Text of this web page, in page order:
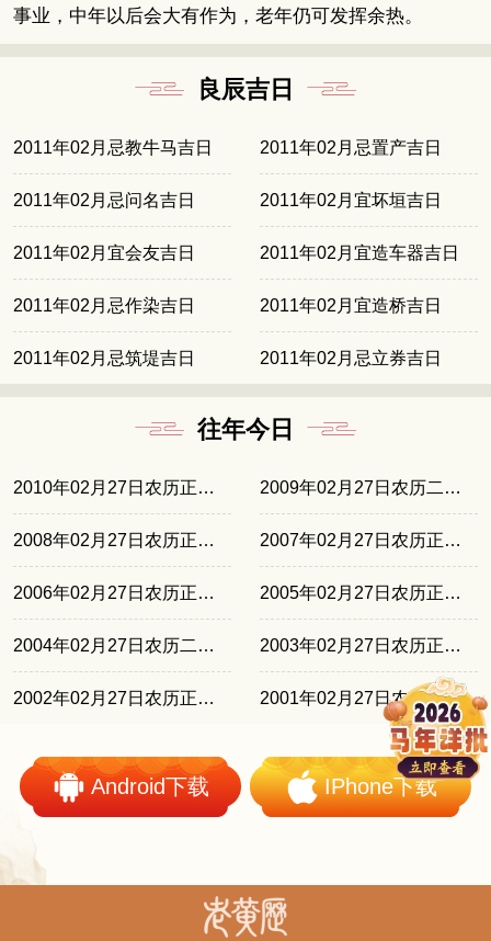
事业，中年以后会大有作为，老年仍可发挥余热。
良辰吉日
2011年02月忌教牛马吉日 2011年02月忌置产吉日
2011年02月忌问名吉日 2011年02月宜坏垣吉日
2011年02月宜会友吉日 2011年02月宜造车器吉日
2011年02月忌作染吉日 2011年02月宜造桥吉日
2011年02月忌筑堤吉日 2011年02月忌立券吉日
往年今日
2010年02月27日农历正月十四 2009年02月27日农历二月初三
2008年02月27日农历正月廿一 2007年02月27日农历正月初十
2006年02月27日农历正月三十 2005年02月27日农历正月十九
2004年02月27日农历二月初八 2003年02月27日农历正月廿七
2002年02月27日农历正月十六 2001年02月27日农历二月初五
Android下载 IPhone下载